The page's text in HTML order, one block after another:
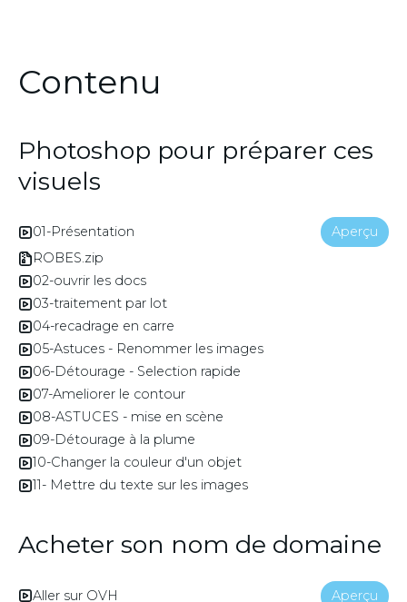
Contenu
Photoshop pour préparer ces
visuels
01-Présentation
Aperçu
ROBES.zip
02-ouvrir les docs
03-traitement par lot
04-recadrage en carre
05-Astuces - Renommer les images
06-Détourage - Selection rapide
07-Ameliorer le contour
08-ASTUCES - mise en scène
09-Détourage à la plume
10-Changer la couleur d'un objet
11- Mettre du texte sur les images
Acheter son nom de domaine
Aller sur OVH Aperçu